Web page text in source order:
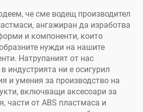
че сме водещ производител
ангажиран да изработва
и компоненти, които
нужди на нашите
Натрупаният от нас
индустрията ни е осигурил
и умения за производство на
включващи аксесоари за
части от ABS пластмаса и